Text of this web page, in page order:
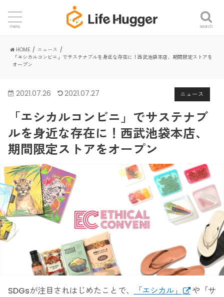
search
menu
HOME
ニュース
「エシカルコンビニ」でサステナブルを身近な存在に！西武池袋本店、期間限定ストアを
オープン
ニュース
2021.07.26 2021.07.27
「エシカルコンビニ」でサステナブ
ルを身近な存在に！西武池袋本店、
期間限定ストアをオープン
SDGsが注目されはじめたことで、 「エシカル」
や「サ